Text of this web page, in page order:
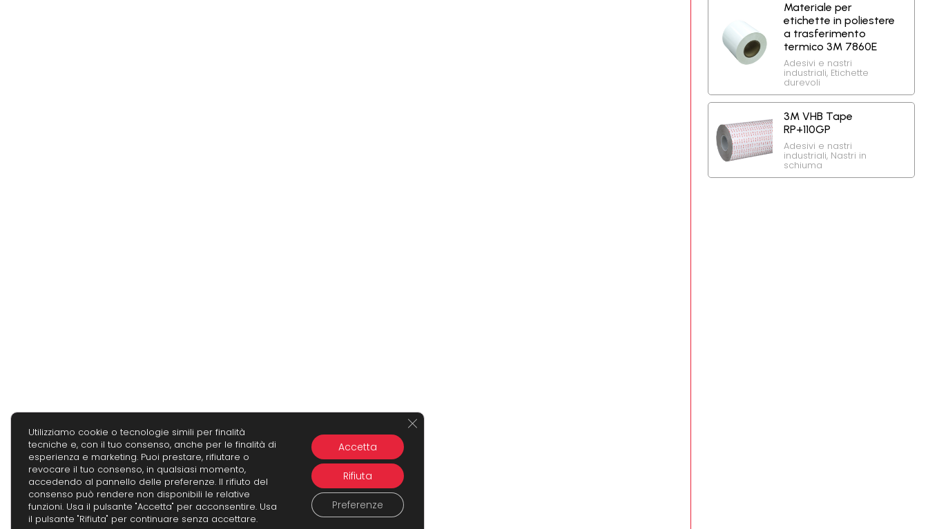
Materiale per
etichette in poliestere
a trasferimento
termico 3M 7860E
Adesivi e nastri
industriali, Etichette
durevoli
3M VHB Tape
RP+110GP
Adesivi e nastri
industriali, Nastri in
schiuma
Utilizziamo cookie o tecnologie simili per finalità
tecniche e, con il tuo consenso, anche per le finalità di
esperienza e marketing. Puoi prestare, rifiutare o
revocare il tuo consenso, in qualsiasi momento,
accedendo al pannello delle preferenze. Il rifiuto del
consenso può rendere non disponibili le relative
funzioni. Usa il pulsante "Accetta" per acconsentire. Usa
il pulsante "Rifiuta" per continuare senza accettare.
Accetta
Rifiuta
Preferenze
Close GDPR Cookie Banner